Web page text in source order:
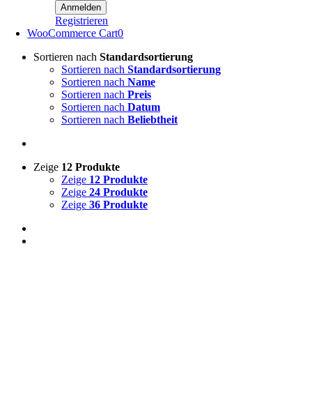
Registrieren
WooCommerce Cart0
Sortieren nach Standardsortierung
Sortieren nach Standardsortierung
Sortieren nach Name
Sortieren nach Preis
Sortieren nach Datum
Sortieren nach Beliebtheit
Zeige 12 Produkte
Zeige 12 Produkte
Zeige 24 Produkte
Zeige 36 Produkte